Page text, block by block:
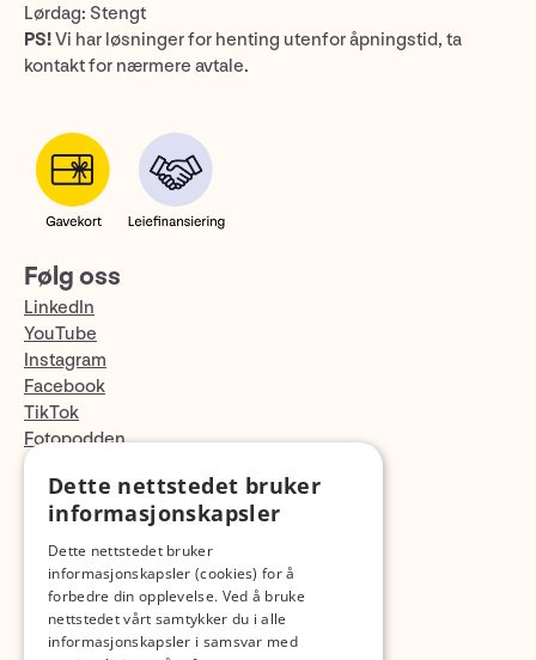
Lørdag: Stengt
PS!Vi har løsninger for henting utenfor åpningstid, ta
kontakt for nærmere avtale.
Følg oss
LinkedIn
YouTube
Instagram
Facebook
TikTok
Fotopodden
Med forbehold om skrive- og lagerfeil
Dette nettstedet bruker
informasjonskapsler
Dette nettstedet bruker
informasjonskapsler (cookies) for å
forbedre din opplevelse. Ved å bruke
nettstedet vårt samtykker du i alle
informasjonskapsler i samsvar med